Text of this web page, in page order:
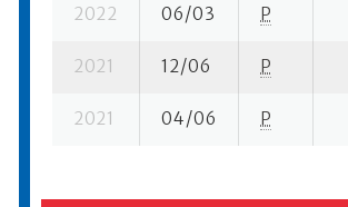
2022 06/03 P
2021 12/06 P
2021 04/06 P